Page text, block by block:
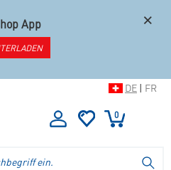
App ×
DE | FR
0